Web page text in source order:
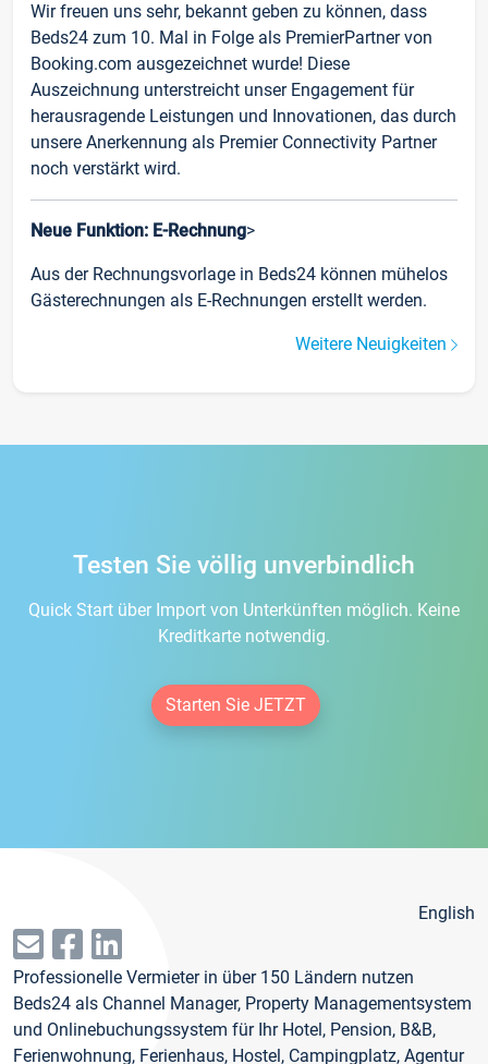
Wir freuen uns sehr, bekannt geben zu können, dass
Beds24 zum 10. Mal in Folge als PremierPartner von
Booking.com ausgezeichnet wurde! Diese
Auszeichnung unterstreicht unser Engagement für
herausragende Leistungen und Innovationen, das durch
unsere Anerkennung als Premier Connectivity Partner
noch verstärkt wird.
Neue Funktion: E-Rechnung>
Aus der Rechnungsvorlage in Beds24 können mühelos
Gästerechnungen als E-Rechnungen erstellt werden.
Weitere Neuigkeiten
Testen Sie völlig unverbindlich
Quick Start über Import von Unterkünften möglich. Keine
Kreditkarte notwendig.
Starten Sie JETZT
English
Professionelle Vermieter in über 150 Ländern nutzen
Beds24 als Channel Manager, Property Managementsystem
und Onlinebuchungssystem für Ihr Hotel, Pension, B&B,
Ferienwohnung, Ferienhaus, Hostel, Campingplatz, Agentur